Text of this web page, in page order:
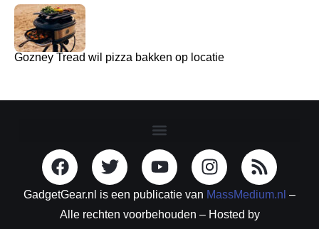
Gozney Tread wil pizza bakken op locatie
GadgetGear.nl is een publicatie van MassMedium.nl –
Alle rechten voorbehouden – Hosted by